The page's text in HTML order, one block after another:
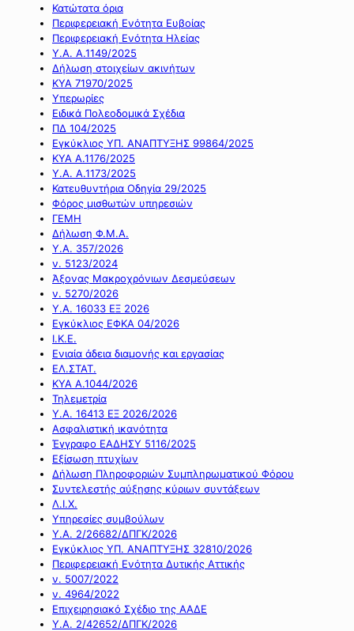
Κατώτατα όρια
Περιφερειακή Ενότητα Ευβοίας
Περιφερειακή Ενότητα Ηλείας
Υ.Α. Α.1149/2025
Δήλωση στοιχείων ακινήτων
ΚΥΑ 71970/2025
Υπερωρίες
Ειδικά Πολεοδομικά Σχέδια
ΠΔ 104/2025
Εγκύκλιος ΥΠ. ΑΝΑΠΤΥΞΗΣ 99864/2025
ΚΥΑ Α.1176/2025
Υ.Α. Α.1173/2025
Κατευθυντήρια Οδηγία 29/2025
Φόρος μισθωτών υπηρεσιών
ΓΕΜΗ
Δήλωση Φ.Μ.Α.
Υ.Α. 357/2026
ν. 5123/2024
Άξονας Μακροχρόνιων Δεσμεύσεων
ν. 5270/2026
Υ.Α. 16033 ΕΞ 2026
Εγκύκλιος ΕΦΚΑ 04/2026
Ι.Κ.Ε.
Ενιαία άδεια διαμονής και εργασίας
ΕΛ.ΣΤΑΤ.
ΚΥΑ Α.1044/2026
Τηλεμετρία
Υ.Α. 16413 ΕΞ 2026/2026
Ασφαλιστική ικανότητα
Έγγραφο ΕΑΔΗΣΥ 5116/2025
Εξίσωση πτυχίων
Δήλωση Πληροφοριών Συμπληρωματικού Φόρου
Συντελεστής αύξησης κύριων συντάξεων
Λ.Ι.Χ.
Υπηρεσίες συμβούλων
Υ.Α. 2/26682/ΔΠΓΚ/2026
Εγκύκλιος ΥΠ. ΑΝΑΠΤΥΞΗΣ 32810/2026
Περιφερειακή Ενότητα Δυτικής Αττικής
ν. 5007/2022
ν. 4964/2022
Επιχειρησιακό Σχέδιο της ΑΑΔΕ
Υ.Α. 2/42652/ΔΠΓΚ/2026